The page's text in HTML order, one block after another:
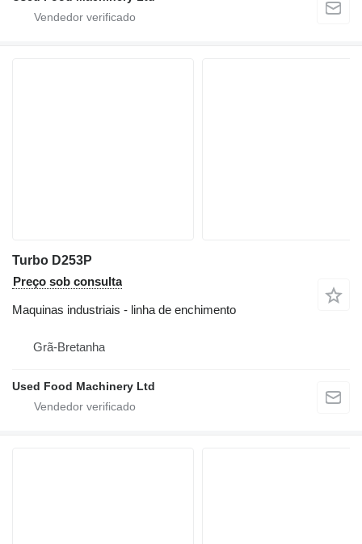
Turbo D253P
Preço sob consulta
Maquinas industriais - linha de enchimento
Grã-Bretanha
Used Food Machinery Ltd